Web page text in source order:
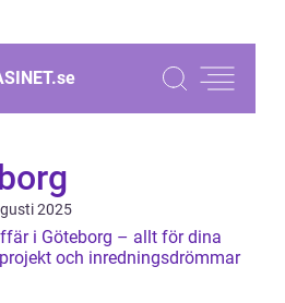
se
2025
i Göteborg – allt för dina
och inredningsdrömmar